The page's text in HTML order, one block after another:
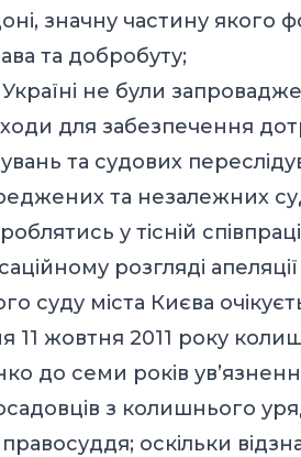
значну частину якого
та добробуту;
не були
для забезпечення
та судових
та незалежних
у тісній
розгляді
суду міста Києва
11 жовтня 2011 року
до семи років
з колишнього
оскільки